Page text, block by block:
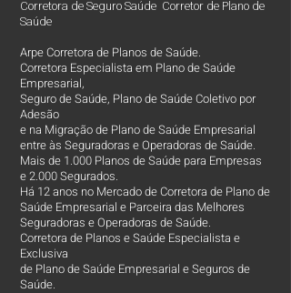
Corretora de Seguro Saúde Corretor de Plano de
Saúde
Arpe Corretora de Planos de Saúde.
Corretora Especialista em Plano de Saúde
Empresarial,
Seguro de Saúde, Plano de Saúde Coletivo por
Adesão
e na Migração de Plano de Saúde Empresarial
entre às Seguradoras e Operadoras de Saúde.
Mais de 1.000 Planos de Saúde para Empresas
e 2.000 Segurados.
Há 12 anos no Mercado de Corretora de Plano de
Saúde Empresarial e Parceira das Melhores
Seguradoras e Operadoras de Saúde.
Corretora de Planos e Saúde Especialista e
Exclusiva
de Plano de Saúde Empresarial e Seguros de
Saúde.